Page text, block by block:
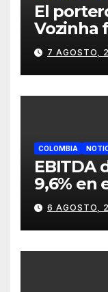
El
Vozinha
JETOUR
etapa
7 AGOSTO,
COLOMBIA
EBITDA
9,6% en
mientras
de
6 AGOSTO,